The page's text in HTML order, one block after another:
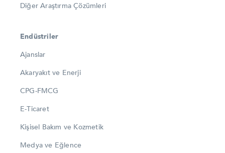
Diğer Araştırma Çözümleri
Endüstriler
Ajanslar
Akaryakıt ve Enerji
CPG-FMCG
E-Ticaret
Kişisel Bakım ve Kozmetik
Medya ve Eğlence